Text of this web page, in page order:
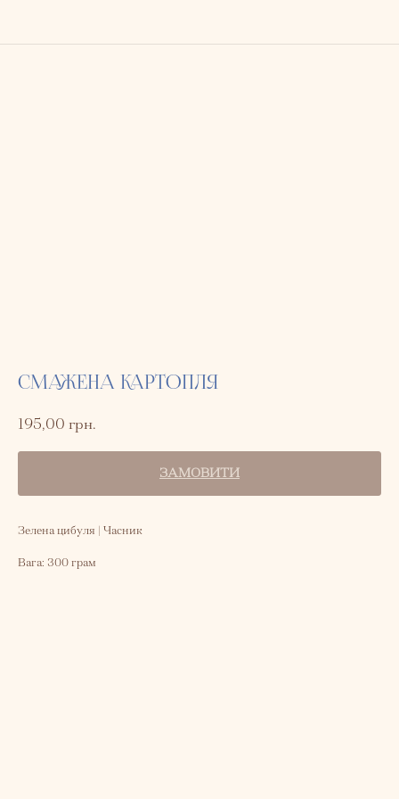
СМАЖЕНА КАРТОПЛЯ
195,00 грн.
ЗАМОВИТИ
Зелена цибуля | Часник
Вага: 300 грам